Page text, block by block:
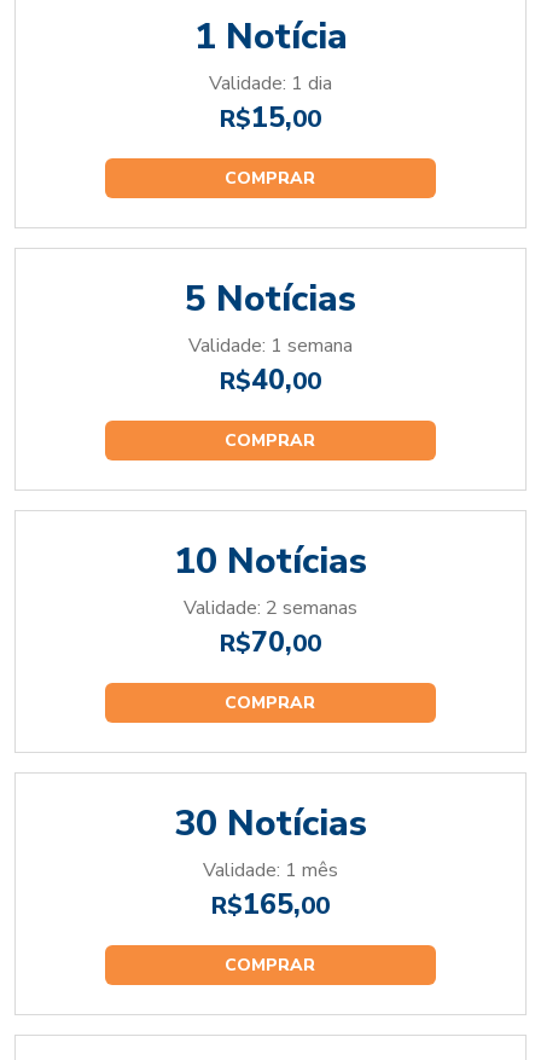
1 Notícia
Validade: 1 dia
R$15,00
COMPRAR
5 Notícias
Validade: 1 semana
R$40,00
COMPRAR
10 Notícias
Validade: 2 semanas
R$70,00
COMPRAR
30 Notícias
Validade: 1 mês
R$165,00
COMPRAR